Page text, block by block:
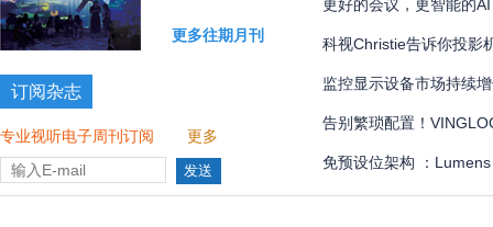
更多往期月刊
订阅杂志
专业视听电子周刊订阅 更多
更好的会议，更智能的AI
科视Christie告诉你投影
监控显示设备市场持续
告别繁琐配置！
管理界面全解
免预设位架构 ：
全自动化